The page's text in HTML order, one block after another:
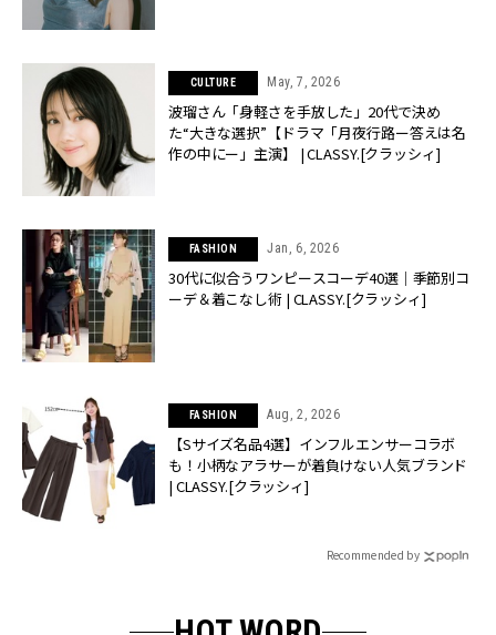
CULTURE May, 7, 2026
波瑠さん「身軽さを手放した」20代で決め
た“大きな選択”【ドラマ「月夜行路ー答えは名
作の中にー」主演】 | CLASSY.[クラッシィ]
FASHION Jan, 6, 2026
30代に似合うワンピースコーデ40選｜季節別コ
ーデ＆着こなし術 | CLASSY.[クラッシィ]
FASHION Aug, 2, 2026
【Sサイズ名品4選】インフルエンサーコラボ
も！小柄なアラサーが着負けない人気ブランド
| CLASSY.[クラッシィ]
Recommended by